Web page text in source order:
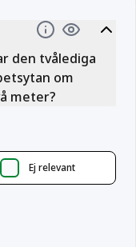
den tvålediga
om
meter?
Information
Ej relevant